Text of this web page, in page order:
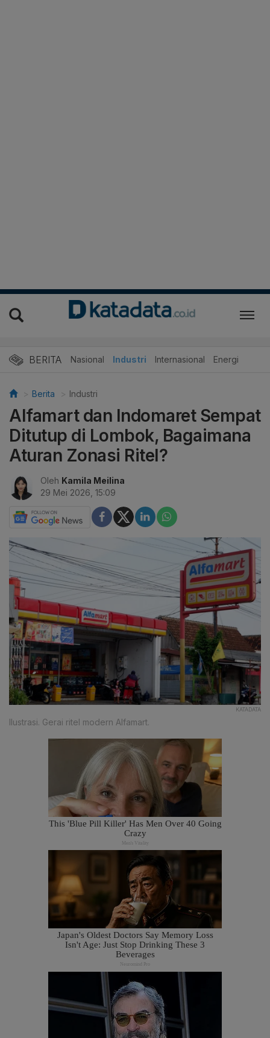
BERITA Nasional Industri Internasional Energi
Berita Industri
Alfamart dan Indomaret Sempat
Ditutup di Lombok, Bagaimana
Aturan Zonasi Ritel?
Oleh Kamila Meilina
29 Mei 2026, 15:09
KATADATA
Ilustrasi. Gerai ritel modern Alfamart.